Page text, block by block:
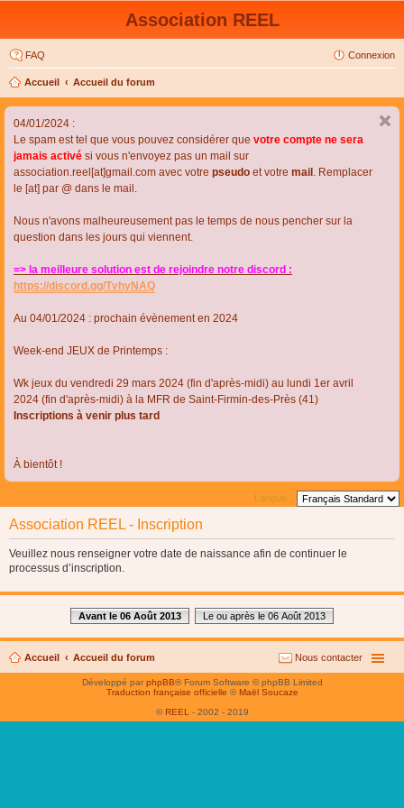
Association REEL
FAQ Connexion
Accueil Accueil du forum
04/01/2024 :
Le spam est tel que vous pouvez considérer que votre compte ne sera
jamais activé si vous n'envoyez pas un mail sur
association.reel[at]gmail.com avec votre pseudo et votre mail . Remplacer
le [at] par @ dans le mail.
Nous n'avons malheureusement pas le temps de nous pencher sur la
question dans les jours qui viennent.
=> la meilleure solution est de rejoindre notre discord :
https://discord.gg/TvhyNAQ
Au 04/01/2024 : prochain évènement en 2024
Week-end JEUX de Printemps :
Wk jeux du vendredi 29 mars 2024 (fin d'après-midi) au lundi 1er avril
2024 (fin d'après-midi) à la MFR de Saint-Firmin-des-Près (41)
Inscriptions à venir plus tard
À bientôt !
Langue :
Association REEL - Inscription
Veuillez nous renseigner votre date de naissance afin de continuer le
processus d’inscription.
Avant le 06 Août 2013 Le ou après le 06 Août 2013
Accueil Accueil du forum Nous contacter
Développé parphpBB® Forum Software © phpBB Limited
Traduction française officielle © Maël Soucaze
© REEL - 2002 - 2019